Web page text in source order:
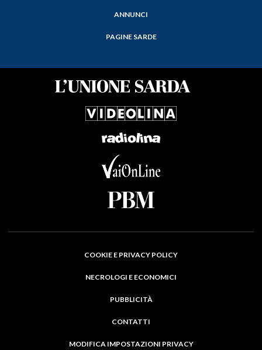
ANNUNCI
PAGINE SARDE
COOKIE E PRIVACY POLICY
NECROLOGI E ECONOMICI
PUBBLICITÀ
CONTATTI
MODIFICA IMPOSTAZIONI PRIVACY